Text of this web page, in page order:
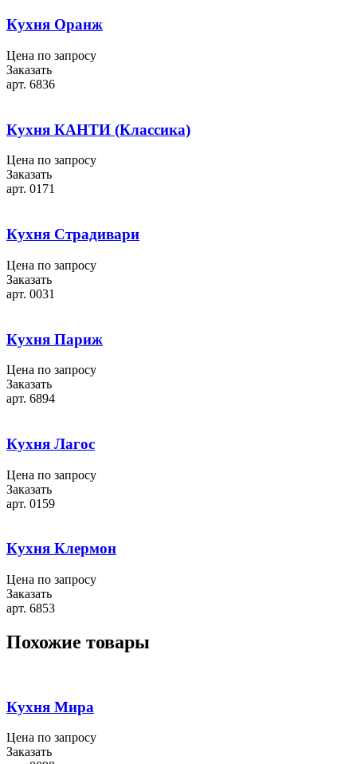
Кухня Оранж
Цена по запросу
Заказать
арт. 6836
Кухня КАНТИ (Классика)
Цена по запросу
Заказать
арт. 0171
Кухня Страдивари
Цена по запросу
Заказать
арт. 0031
Кухня Париж
Цена по запросу
Заказать
арт. 6894
Кухня Лагос
Цена по запросу
Заказать
арт. 0159
Кухня Клермон
Цена по запросу
Заказать
арт. 6853
Похожие товары
Кухня Мира
Цена по запросу
Заказать